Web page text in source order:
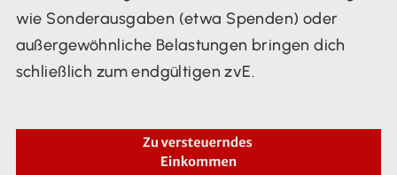
wie Sonderausgaben (etwa Spenden) oder
außergewöhnliche Belastungen bringen dich
schließlich zum endgültigen zvE.